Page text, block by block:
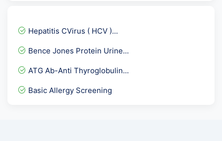
PLGF-PLACENTAL GROWTH FAC...
BCR-ABL Translocation RTP...
DLC - Differential leukoc...
UPT-Pregnancy Test or Uri...
Hepatitis CVirus ( HCV )...
Bence Jones Protein Urine...
ATG Ab-Anti Thyroglobulin...
Basic Allergy Screening